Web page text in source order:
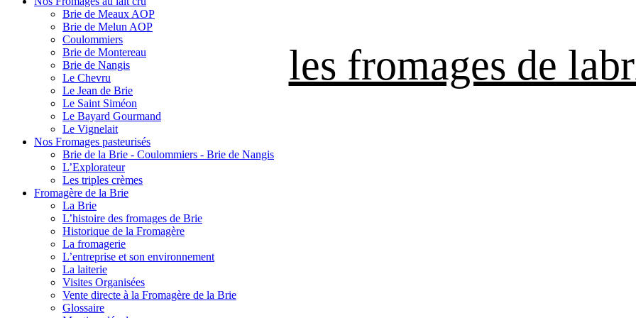
les fromages de
Brie de Meaux AOP
Brie de Melun AOP
Coulommiers
Brie de Montereau
Brie de Nangis
Le Chevru
Le Jean de Brie
Le Saint Siméon
Le Bayard Gourmand
Le Vignelait
Nos Fromages pasteurisés
Brie de la Brie - Coulommiers - Brie de Nangis
L’Explorateur
Les triples crèmes
Fromagère de la Brie
La Brie
L’histoire des fromages de Brie
Historique de la Fromagère
La fromagerie
L’entreprise et son environnement
La laiterie
Visites Organisées
Vente directe à la Fromagère de la Brie
Glossaire